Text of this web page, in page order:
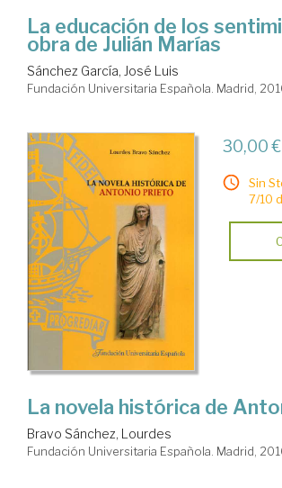
La educación de los
obra de Julián Marías
Sánchez García, José Luis
Fundación Universitaria Española. Madrid,
30,00 €
Sin
7/10
La novela histórica de
Bravo Sánchez, Lourdes
Fundación Universitaria Española. Madrid,